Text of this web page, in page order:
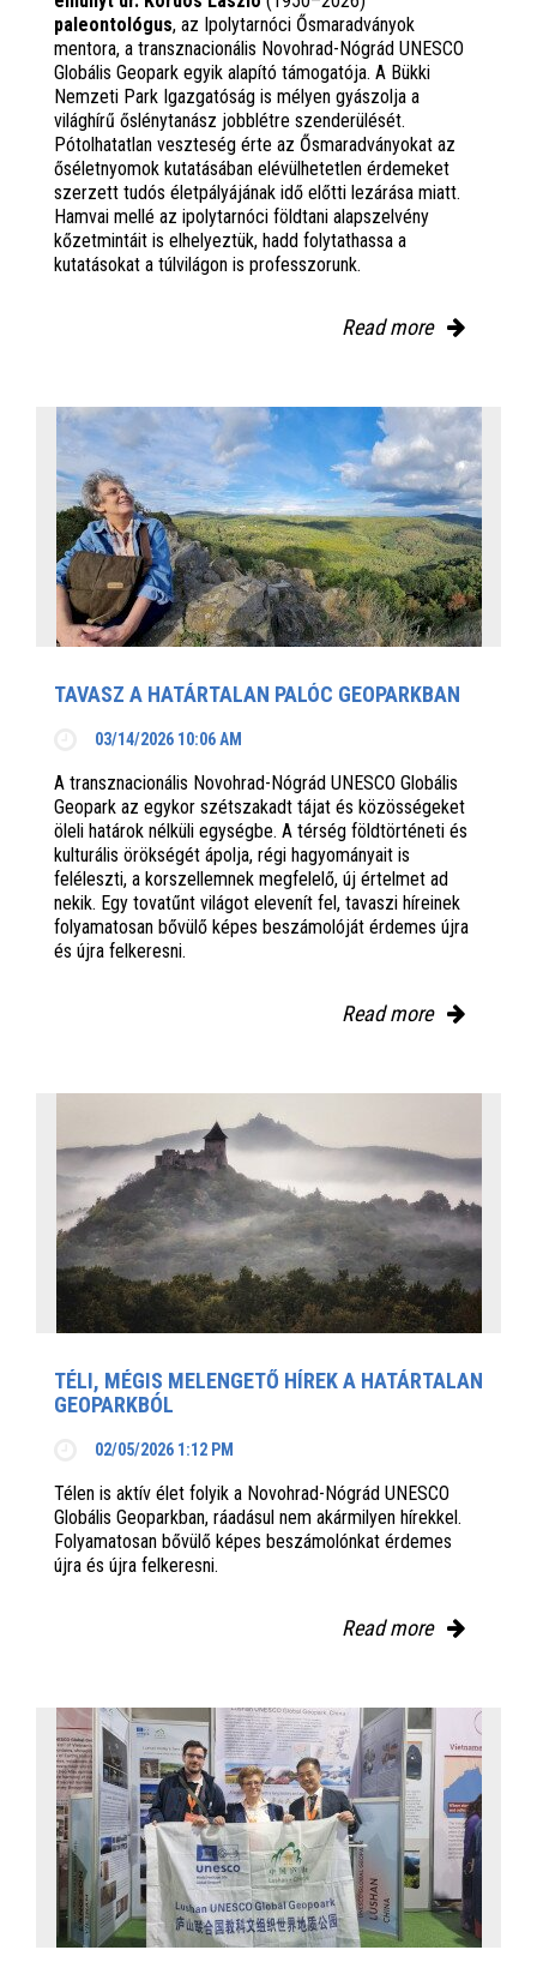
paleontológus, az Ipolytarnóci Ősmaradványok
mentora, a transznacionális Novohrad-Nógrád UNESCO
Globális Geopark egyik alapító támogatója. A Bükki
Nemzeti Park Igazgatóság is mélyen gyászolja a
világhírű őslénytanász jobblétre szenderülését.
Pótolhatatlan veszteség érte az Ősmaradványokat az
őséletnyomok kutatásában elévülhetetlen érdemeket
szerzett tudós életpályájának idő előtti lezárása miatt.
Hamvai mellé az ipolytarnóci földtani alapszelvény
kőzetmintáit is elhelyeztük, hadd folytathassa a
kutatásokat a túlvilágon is professzorunk.
Read more
TAVASZ A HATÁRTALAN PALÓC GEOPARKBAN
03/14/2026 10:06 AM
A transznacionális Novohrad-Nógrád UNESCO Globális
Geopark az egykor szétszakadt tájat és közösségeket
öleli határok nélküli egységbe. A térség földtörténeti és
kulturális örökségét ápolja, régi hagyományait is
feléleszti, a korszellemnek megfelelő, új értelmet ad
nekik. Egy tovatűnt világot elevenít fel, tavaszi híreinek
folyamatosan bővülő képes beszámolóját érdemes újra
és újra felkeresni.
Read more
TÉLI, MÉGIS MELENGETŐ HÍREK A HATÁRTALAN
GEOPARKBÓL
02/05/2026 1:12 PM
Télen is aktív élet folyik a Novohrad-Nógrád UNESCO
Globális Geoparkban, ráadásul nem akármilyen hírekkel.
Folyamatosan bővülő képes beszámolónkat érdemes
újra és újra felkeresni.
Read more